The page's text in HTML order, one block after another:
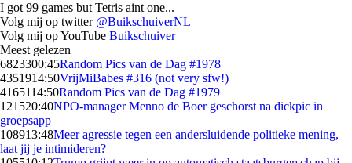
I got 99 games but Tetris aint one...
Volg mij op twitter @BuikschuiverNL
Volg mij op YouTube Buikschuiver
Meest gelezen
6823300:45Random Pics van de Dag #1978
4351914:50VrijMiBabes #316 (not very sfw!)
4165114:50Random Pics van de Dag #1979
121520:40NPO-manager Menno de Boer geschorst na dickpic in
groepsapp
108913:48Meer agressie tegen een andersluidende politieke mening,
laat jij je intimideren?